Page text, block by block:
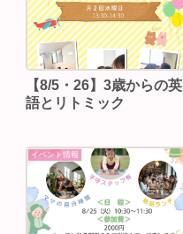
【8/5・26】3歳からの英
語とリトミック
イベント情報